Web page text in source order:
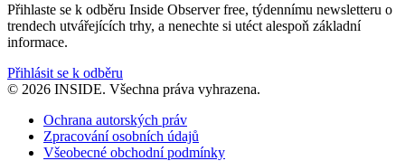
Přihlaste se k odběru Inside Observer free, týdennímu newsletteru o
trendech utvářejících trhy, a nenechte si utéct alespoň základní
informace.
Přihlásit se k odběru
© 2026 INSIDE. Všechna práva vyhrazena.
Ochrana autorských práv
Zpracování osobních údajů
Všeobecné obchodní podmínky